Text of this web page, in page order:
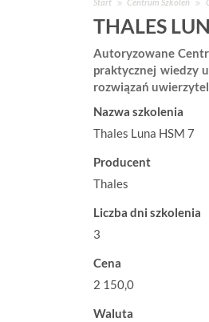
J
e
s
t
e
ś
w
:
THALES
Autoryzowane
praktycznej wiedzy
rozwiązań
Nazwa szkolenia
Thales Luna HSM 7
Producent
Thales
Liczba dni szkolenia
3
Cena
2 150,0
Waluta